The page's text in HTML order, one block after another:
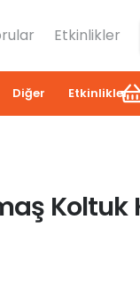
Etkinlikler
Diğer Etkinlikler